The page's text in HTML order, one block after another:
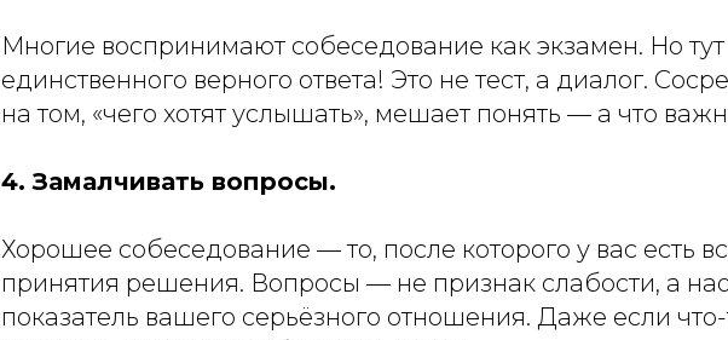
Многие воспринимают собеседование как экзамен. Но тут
единственного верного ответа! Это не тест, а диалог.
на том, «чего хотят услышать», мешает понять — а что
4. Замалчивать вопросы.
Хорошее собеседование — то, после которого у вас есть
принятия решения. Вопросы — не признак слабости, а
показатель вашего серьёзного отношения. Даже если